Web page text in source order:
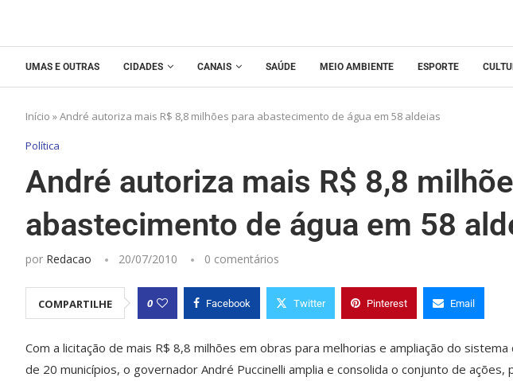
UMAS E OUTRAS CIDADES CANAIS SAÚDE MEIO AMBIENTE ESPORTE
Início »André autoriza mais R$ 8,8 milhões para abastecimento de água em 58 aldeias
Política
André autoriza mais R$ 8,8
abastecimento de água em 58
por Redacao 20/07/2010 0 comentários
COMPARTILHE 0 Facebook Twitter Pinterest Email
Com a licitação de mais R$ 8,8 milhões em obras para melhorias e ampliação do
de 20 municípios, o governador André Puccinelli amplia e consolida o conjunto de